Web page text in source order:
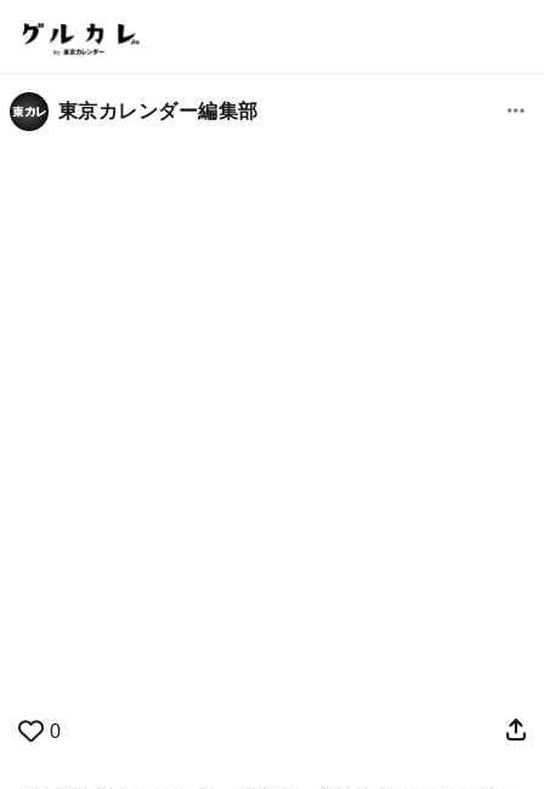
東京カレンダー編集部
0